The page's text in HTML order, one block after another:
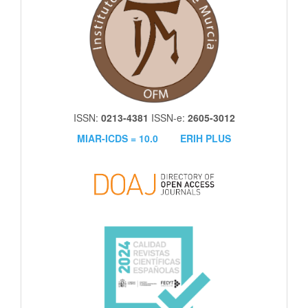
ISSN: 0213-4381 ISSN-e: 2605-3012
MIAR-ICDS = 10.0
ERIH PLUS